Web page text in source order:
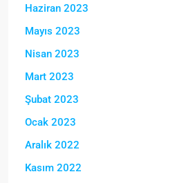
Haziran 2023
Mayıs 2023
Nisan 2023
Mart 2023
Şubat 2023
Ocak 2023
Aralık 2022
Kasım 2022